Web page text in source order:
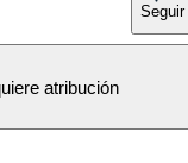
Seguir
atribución